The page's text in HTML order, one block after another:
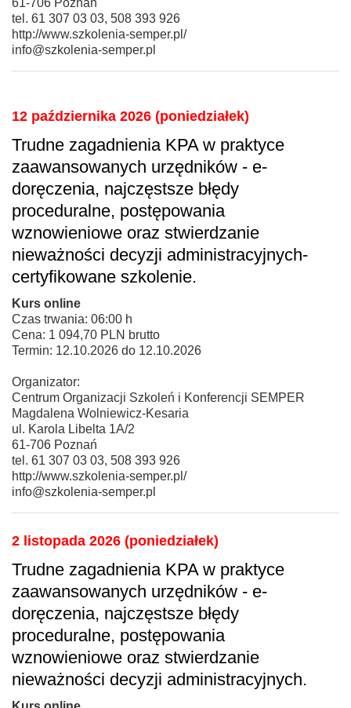
61-706 Poznań
tel. 61 307 03 03, 508 393 926
http://www.szkolenia-semper.pl/
info@szkolenia-semper.pl
12 października 2026 (poniedziałek)
Trudne zagadnienia KPA w praktyce
zaawansowanych urzędników - e-
doręczenia, najczęstsze błędy
proceduralne, postępowania
wznowieniowe oraz stwierdzanie
nieważności decyzji administracyjnych-
certyfikowane szkolenie.
Kurs online
Czas trwania: 06:00 h
Cena: 1 094,70 PLN brutto
Termin: 12.10.2026 do 12.10.2026
Organizator:
Centrum Organizacji Szkoleń i Konferencji SEMPER
Magdalena Wolniewicz-Kesaria
ul. Karola Libelta 1A/2
61-706 Poznań
tel. 61 307 03 03, 508 393 926
http://www.szkolenia-semper.pl/
info@szkolenia-semper.pl
2 listopada 2026 (poniedziałek)
Trudne zagadnienia KPA w praktyce
zaawansowanych urzędników - e-
doręczenia, najczęstsze błędy
proceduralne, postępowania
wznowieniowe oraz stwierdzanie
nieważności decyzji administracyjnych.